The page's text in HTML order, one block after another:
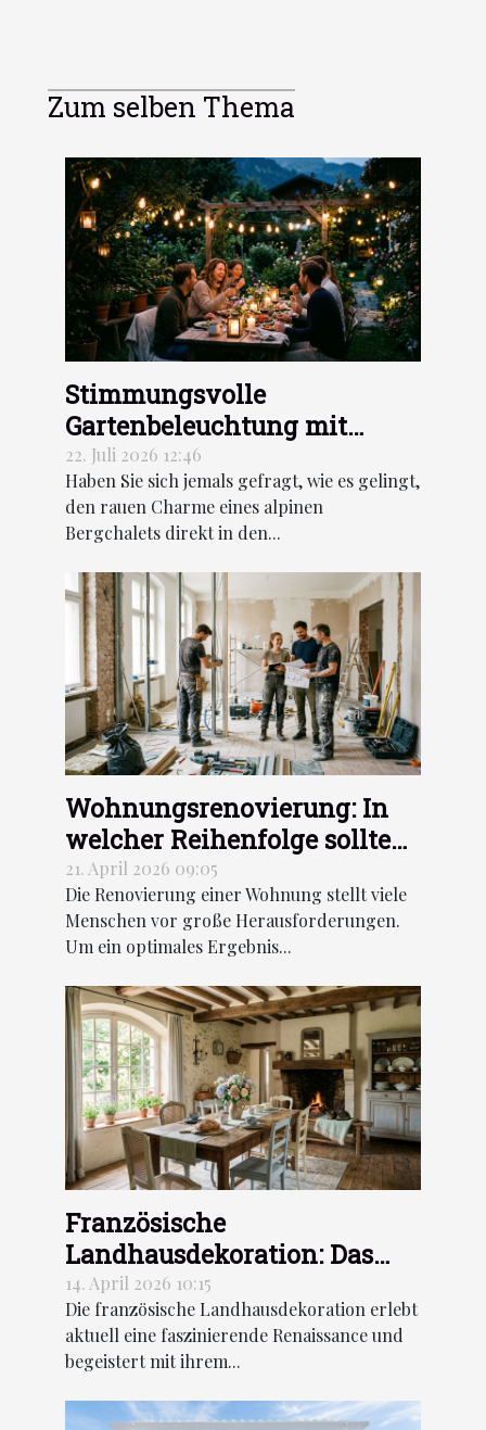
Zum selben Thema
Stimmungsvolle
Gartenbeleuchtung mit
Lumière des Alpes
22. Juli 2026 12:46
Haben Sie sich jemals gefragt, wie es gelingt,
den rauen Charme eines alpinen
Bergchalets direkt in den...
Wohnungsrenovierung: In
welcher Reihenfolge sollten
die Arbeiten durchgeführt
werden?
21. April 2026 09:05
Die Renovierung einer Wohnung stellt viele
Menschen vor große Herausforderungen.
Um ein optimales Ergebnis...
Französische
Landhausdekoration: Das
neue Gesicht des Vintage-
Rustikalen Stils
14. April 2026 10:15
Die französische Landhausdekoration erlebt
aktuell eine faszinierende Renaissance und
begeistert mit ihrem...